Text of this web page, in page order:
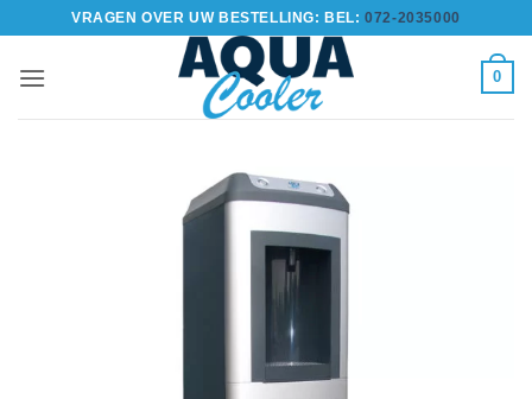
inhoud
VRAGEN OVER UW BESTELLING: BEL:072-2035000
0